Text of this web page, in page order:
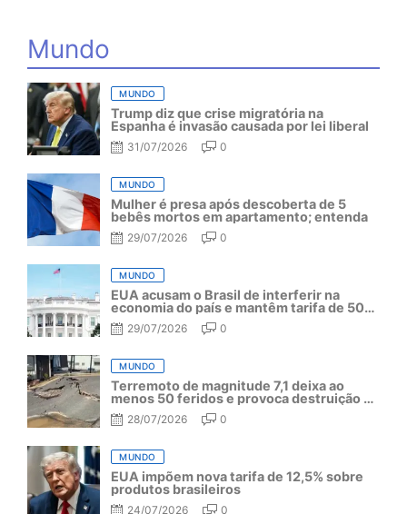
Mundo
MUNDO
Trump diz que crise migratória na
Espanha é invasão causada por lei liberal
31/07/2026 0
MUNDO
Mulher é presa após descoberta de 5
bebês mortos em apartamento; entenda
29/07/2026 0
MUNDO
EUA acusam o Brasil de interferir na
economia do país e mantêm tarifa de 50%
por mais um ano
29/07/2026 0
MUNDO
Terremoto de magnitude 7,1 deixa ao
menos 50 feridos e provoca destruição no
Japão
28/07/2026 0
MUNDO
EUA impõem nova tarifa de 12,5% sobre
produtos brasileiros
24/07/2026 0